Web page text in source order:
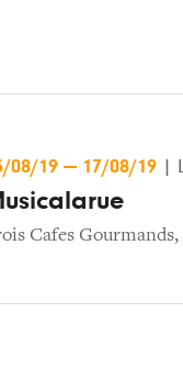
08/19 — 17/08/19
Cafes Gourmands,